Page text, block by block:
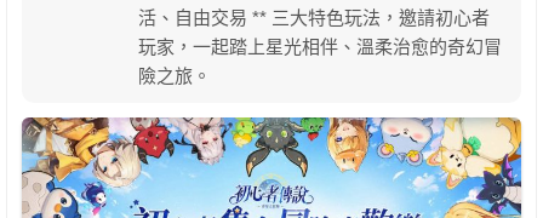
活、自由交易 ** 三大特色玩法，邀請初心者
玩家，一起踏上星光相伴、溫柔治愈的奇幻冒
險之旅。